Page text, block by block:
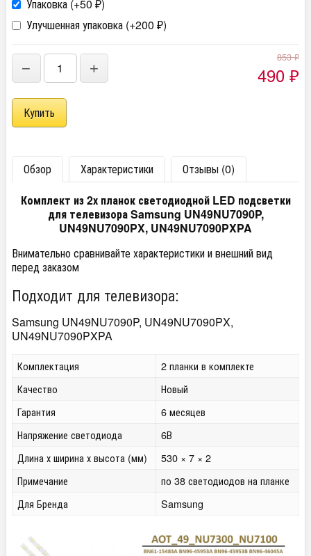
Упаковка (+50 ₽)
Улучшенная упаковка (+200 ₽)
− +
853₽
490 ₽
Обзор Характеристики
Отзывы (0)
Комплект из 2х планок светодиодной LED подсветки
для телевизора Samsung UN49NU7090P,
UN49NU7090PX, UN49NU7090PXPA
Внимательно сравнивайте характеристики и внешний вид
перед заказом
Подходит для телевизора:
Samsung UN49NU7090P, UN49NU7090PX,
UN49NU7090PXPA
Комплектация
2 планки в комплекте
Качество
Новый
Гарантия
6 месяцев
Напряжение светодиода
6В
Длина х ширина х высота (мм)
530 × 7 × 2
Примечание
по 38 светодиодов на планке
Для Бренда
Samsung